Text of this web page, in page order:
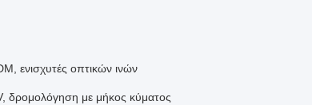
ενισχυτές οπτικών ινών
δρομολόγηση με μήκος κύματος